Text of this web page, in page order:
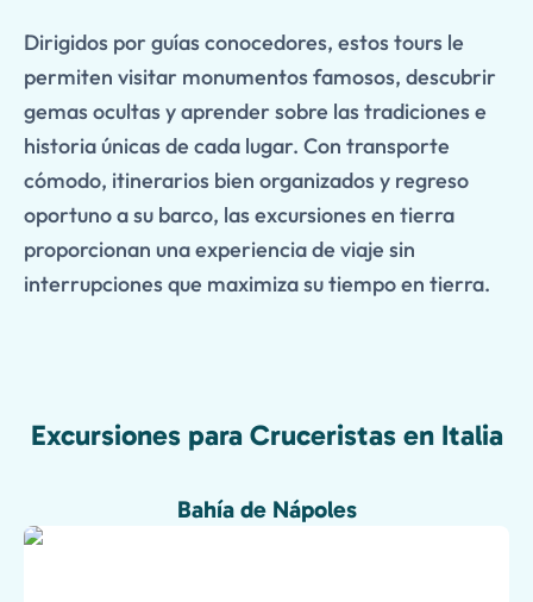
Dirigidos por guías conocedores, estos tours le
permiten visitar monumentos famosos, descubrir
gemas ocultas y aprender sobre las tradiciones e
historia únicas de cada lugar. Con transporte
cómodo, itinerarios bien organizados y regreso
oportuno a su barco, las excursiones en tierra
proporcionan una experiencia de viaje sin
interrupciones que maximiza su tiempo en tierra.
Excursiones para Cruceristas en Italia
Bahía de Nápoles